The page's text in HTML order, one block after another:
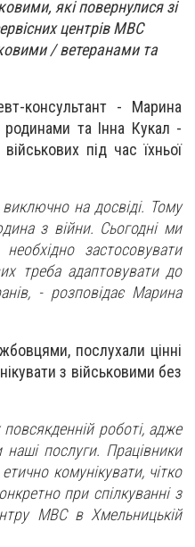
які повернулися зі
центрів МВС
/ ветеранами та
консультант - Марина
родинами та Інна Кукал -
під час їхньої
на досвіді. Тому
з війни. Сьогодні ми
застосовувати
треба адаптовувати до
- розповідає Марина
послухали цінні
з військовими без
роботі, адже
послуги. Працівники
комунікувати, чітко
при спілкуванні з
МВС в Хмельницькій